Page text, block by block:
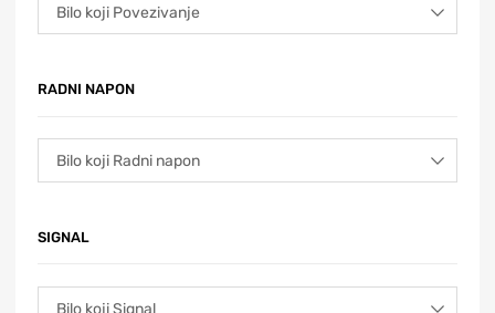
RADNI NAPON
SIGNAL